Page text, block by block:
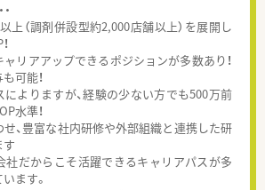
上（調剤併設型約2,000店舗以上）を展開し
リアアップできるポジションが多数あり！
可能！
よりますが、経験の少ない方でも500万前
水準！
、豊富な社内研修や外部組織と連携した研
だからこそ活躍できるキャリアパスが多
ます。